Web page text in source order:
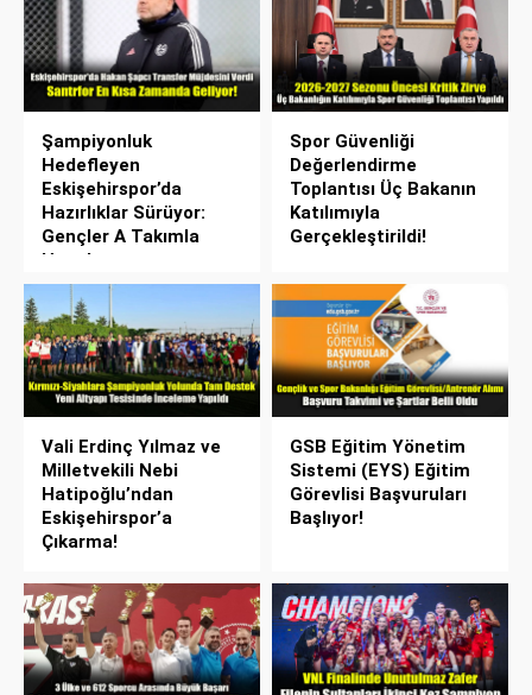
Şampiyonluk
Hedefleyen
Eskişehirspor’da
Hazırlıklar Sürüyor:
Gençler A Takımla
Hazırlanıyor
Spor Güvenliği
Değerlendirme
Toplantısı Üç Bakanın
Katılımıyla
Gerçekleştirildi!
Vali Erdinç Yılmaz ve
Milletvekili Nebi
Hatipoğlu’ndan
Eskişehirspor’a
Çıkarma!
GSB Eğitim Yönetim
Sistemi (EYS) Eğitim
Görevlisi Başvuruları
Başlıyor!